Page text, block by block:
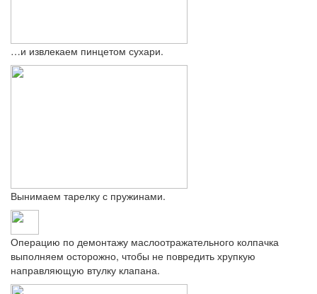
…и извлекаем пинцетом сухари.
Вынимаем тарелку с пружинами.
Операцию по демонтажу маслоотражательного колпачка
выполняем осторожно, чтобы не повредить хрупкую
направляющую втулку клапана.